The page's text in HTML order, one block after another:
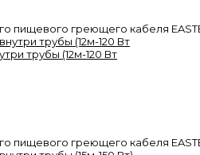
пищевого греющего кабеля
трубы (12м-120 Вт
пищевого греющего кабеля